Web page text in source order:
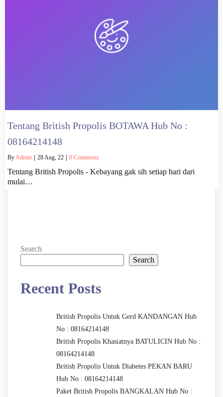
Tentang British Propolis BOTAWA Hub No :
08164214148
ByAdmin 28Aug, 22 0 Comments
Tentang British Propolis - Kebayang gak sih setiap hari dari
mulai…
Search
Search
Recent Posts
British Propolis Untuk Gerd KANDANGAN Hub
No : 08164214148
British Propolis Khasiatnya BATULICIN Hub No :
08164214148
British Propolis Untuk Diabetes PEKAN BARU
Hub No : 08164214148
Paket British Propolis BANGKALAN Hub No :